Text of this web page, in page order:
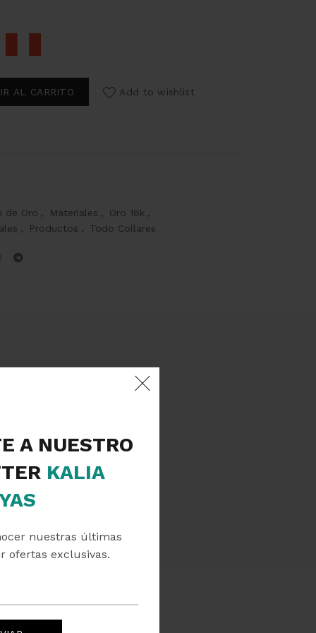
A NUESTRO
KALIA
nuestras últimas
ofertas exclusivas.
AL CARRITO Add to wishlist
de Oro Materiales Oro 18k
Productos Todo Collares